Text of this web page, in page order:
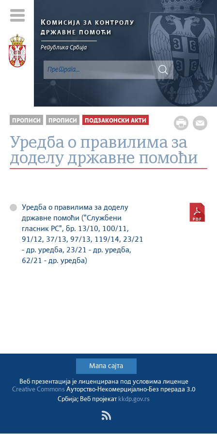
КОМИСИЈА ЗА КОНТРОЛУ
ДРЖАВНЕ ПОМОЋИ
Република Србија
ПРОПИСИ ПРОПИСИ ПОДЗАКОНСКИ АКТИ
Уредба о правилима за
доделу државне помоћи
Уредба о правилима за доделу
државне помоћи ("Службени
гласник РС", бр. 13/10, 100/11,
91/12, 37/13, 97/13, 119/14, 23/21
- др. уредба, 23/21 - др. уредба,
62/21 - др. уредба)
Мапа сајта
Веб презентација jе лиценциранa под условима лиценце
Creative CommonsАуторство-Некомерцијално-Без прерада 3.0
Србија; Веб пројекат kkdp.gov.rs